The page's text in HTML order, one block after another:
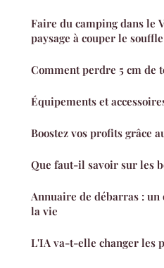
Faire du camping dans le
paysage à couper le souffle
Comment perdre 5 cm de
Équipements et
Boostez vos profits grâce
Que faut-il savoir sur les
Annuaire de débarras :
la vie
L'IA va-t-elle changer les